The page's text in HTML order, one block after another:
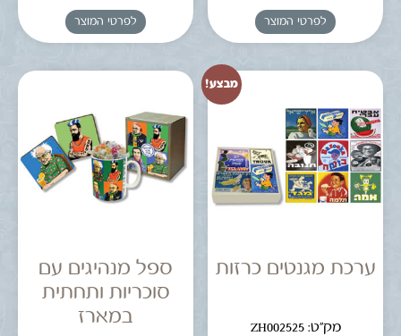
לפרטי המוצר לפרטי המוצר
מבצע!
ערכת מגנטים כרזות
מק"ט: ZH002525
ספל מנהיגים עם
סוכריות ותחתית
במארז